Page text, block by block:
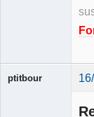
ptitbour